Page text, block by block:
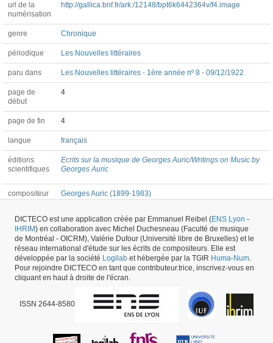
url de la
numérisation
http://gallica.bnf.fr/ark:/12148/bpt6k6442364v/f4.image
genre Chronique
périodique Les Nouvelles littéraires
paru dans Les Nouvelles littéraires - 1ère année nº 8 - 09/12/1922
page de
début
4
page de fin 4
langue français
éditions
scientifiques
Ecrits sur la musique de Georges Auric/Writings on Music by
Georges Auric
compositeur Georges Auric (1899-1983)
Article #24914 -dernière mise à jour 29/05/2026,créé le 16/10/2017 par Colin
Roust
DICTECO est une application créée par Emmanuel Reibel (ENS Lyon -
IHRIM) en collaboration avec Michel Duchesneau (Faculté de musique
de Montréal - OICRM), Valérie Dufour (Université libre de Bruxelles) et le
réseau international d'étude sur les écrits de compositeurs. Elle est
développée par la société Logilab et hébergée par la TGIR Huma-Num
Pour rejoindre DICTECO en tant que contributeur.trice, inscrivez-vous en
cliquant en haut à droite de l'écran.
ISSN 2644-8580